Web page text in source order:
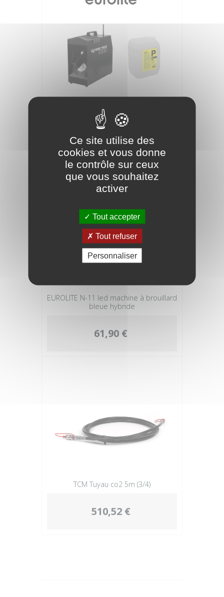
EUROLITE Set dynamic faze 1000 +
liquide fumigène -p2d- 5l
398,65 €
EUROLITE N-11 led machine à brouillard
bleue hybride
61,90 €
TCM Tuyau co2 5m (3/4)
510,52 €
Ce site utilise des
cookies et vous donne
le contrôle sur ceux
que vous souhaitez
activer
Tout accepter
Tout refuser
Personnaliser